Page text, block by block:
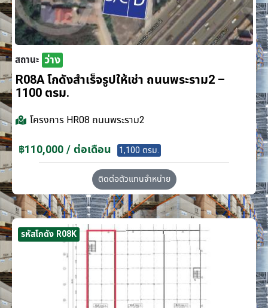
สถานะ ว่าง
R08A โกดังสำเร็จรูปให้เช่า ถนนพระราม2 –
1100 ตรม.
โครงการ HR08 ถนนพระราม2
฿110,000 / ต่อเดือน 1,100 ตรม.
ติดต่อตัวแทนจำหน่าย
รหัสโกดัง R08K